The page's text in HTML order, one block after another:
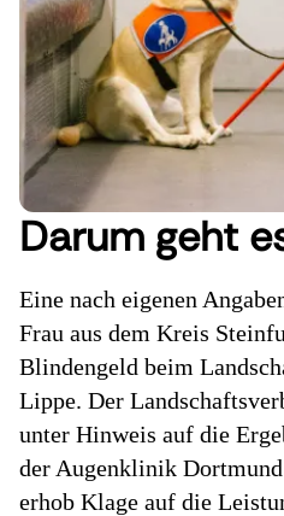
Darum geht
Eine nach eigenen
Frau aus dem Kreis
Blindengeld beim
Lippe. Der
unter Hinweis auf die
der Augenklinik
erhob Klage auf die